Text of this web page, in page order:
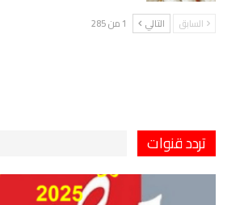
السابق التالي 1 من 285
تردد قنوات